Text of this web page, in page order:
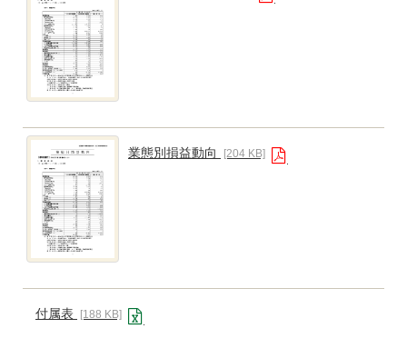
業態別損益動向 [204 KB]
付属表 [188 KB]